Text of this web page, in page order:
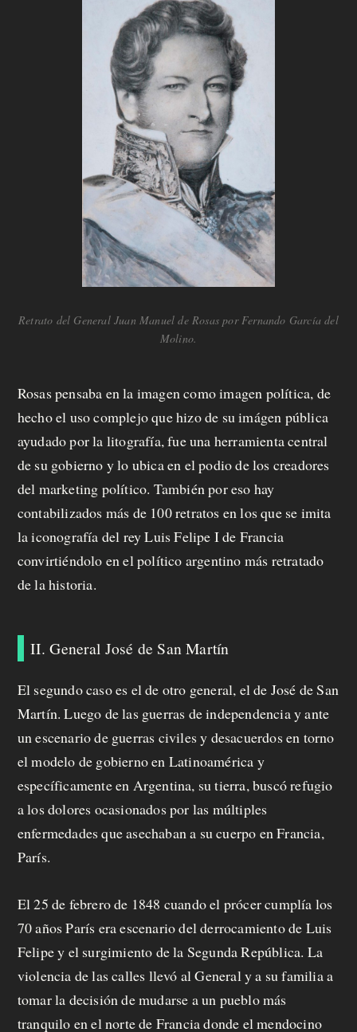
Retrato del General Juan Manuel de Rosas por Fernando García del
Molino.
Rosas pensaba en la imagen como imagen política, de
hecho el uso complejo que hizo de su imágen pública
ayudado por la litografía, fue una herramienta central
de su gobierno y lo ubica en el podio de los creadores
del marketing político. También por eso hay
contabilizados más de 100 retratos en los que se imita
la iconografía del rey Luis Felipe I de Francia
convirtiéndolo en el político argentino más retratado
de la historia.
II. General José de San Martín
El segundo caso es el de otro general, el de José de San
Martín. Luego de las guerras de independencia y ante
un escenario de guerras civiles y desacuerdos en torno
el modelo de gobierno en Latinoamérica y
específicamente en Argentina, su tierra, buscó refugio
a los dolores ocasionados por las múltiples
enfermedades que asechaban a su cuerpo en Francia,
París.
El 25 de febrero de 1848 cuando el prócer cumplía los
70 años París era escenario del derrocamiento de Luis
Felipe y el surgimiento de la Segunda República. La
violencia de las calles llevó al General y a su familia a
tomar la decisión de mudarse a un pueblo más
tranquilo en el norte de Francia donde el mendocino